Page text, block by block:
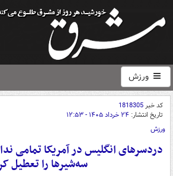
ورزش
کد خبر1818305
تاریخ انتشار: ۲۴ خرداد ۱۴۰۵ - ۱۲:۵۳
ورزش
دردسرهای انگلیس در آمریکا تمامی
سه‌شیرها را تعطیل